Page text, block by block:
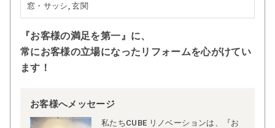
窓・サッシ, 玄関
『お客様の満足を第一』に、
常にお客様の立場になったリフォームを心がけてい
ます！
お客様へメッセージ
私たちCUBE リノベーションは、『お